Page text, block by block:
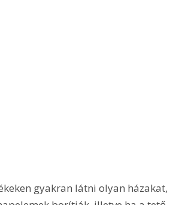
gyakran látni olyan házakat,